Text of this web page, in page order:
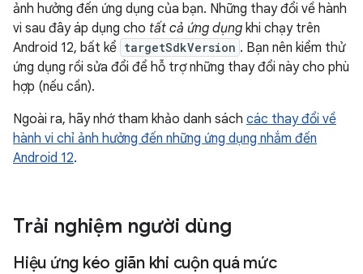
ảnh hưởng đến ứng dụng của bạn. Những thay đổi về hành
vi sau đây áp dụng cho tất cả ứng dụng khi chạy trên
Android 12, bất kể targetSdkVersion . Bạn nên kiểm thử
ứng dụng rồi sửa đổi để hỗ trợ những thay đổi này cho phù
hợp (nếu cần).
Ngoài ra, hãy nhớ tham khảo danh sách các thay đổi về
hành vi chỉ ảnh hưởng đến những ứng dụng nhắm đến
Android 12.
Trải nghiệm người dùng
Hiệu ứng kéo giãn khi cuộn quá mức